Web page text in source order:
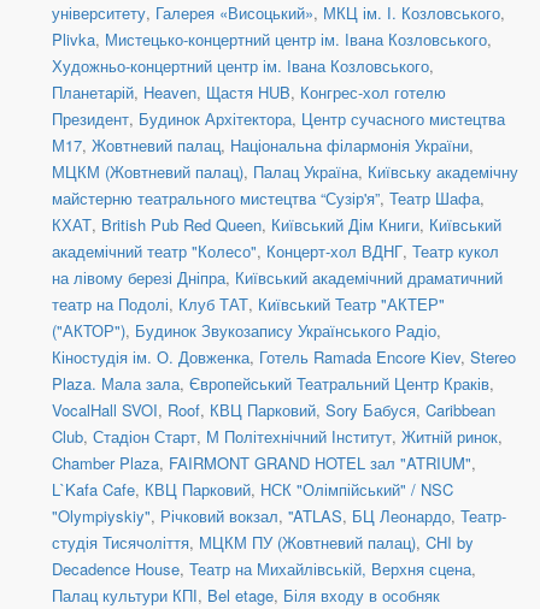
університету, Галерея «Висоцький», МКЦ ім. І. Козловського,
Plivka, Мистецько-концертний центр ім. Івана Козловського,
Художньо-концертний центр ім. Івана Козловського,
Планетарій, Heaven, Щастя HUB, Конгрес-хол готелю
Президент, Будинок Архітектора, Центр сучасного мистецтва
М17, Жовтневий палац, Національна філармонія України,
МЦКМ (Жовтневий палац), Палац Україна, Київську академічну
майстерню театрального мистецтва “Сузір'я”, Театр Шафа,
КХАТ, British Pub Red Queen, Київський Дім Книги, Київський
академічний театр "Колесо", Концерт-хол ВДНГ, Театр кукол
на лівому березі Дніпра, Київський академічний драматичний
театр на Подолі, Клуб ТАТ, Київський Театр "АКТЕР"
("АКТОР"), Будинок Звукозапису Українського Радіо,
Кіностудія ім. О. Довженка, Готель Ramada Encore Kiev, Stereo
Plaza. Мала зала, Європейський Театральний Центр Краків,
VocalHall SVOI, Roof, КВЦ Парковий, Sory Бабуся, Caribbean
Club, Стадіон Старт, М Політехнічний Інститут, Житній ринок,
Chamber Plaza, FAIRMONT GRAND HOTEL зал "ATRIUM",
L`Kafa Cafe, КВЦ Парковий, НСК "Олімпійський" / NSC
"Olympiyskiy", Річковий вокзал, ''ATLAS, БЦ Леонардо, Театр-
студія Тисячоліття, МЦКМ ПУ (Жовтневий палац), CHI by
Decadence House, Театр на Михайлівській, Верхня сцена,
Палац культури КПІ, Bel etage, Біля входу в особняк